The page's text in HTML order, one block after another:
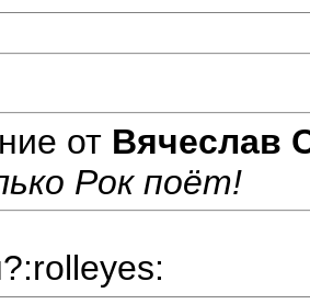
от Вячеслав
Рок поёт!